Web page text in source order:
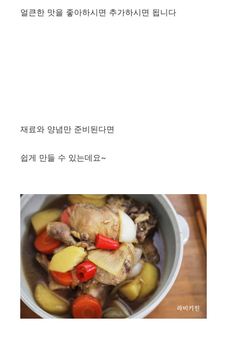
얼큰한 맛을 좋아하시면 추가하시면 됩니다
재료와 양념만 준비된다면
쉽게 만들 수 있는데요~